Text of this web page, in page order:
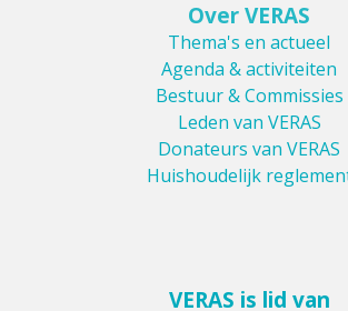
Over VERAS
Thema's en actueel
Agenda & activiteiten
Bestuur & Commissies
Leden van VERAS
Donateurs van VERAS
Huishoudelijk
VERAS is lid van